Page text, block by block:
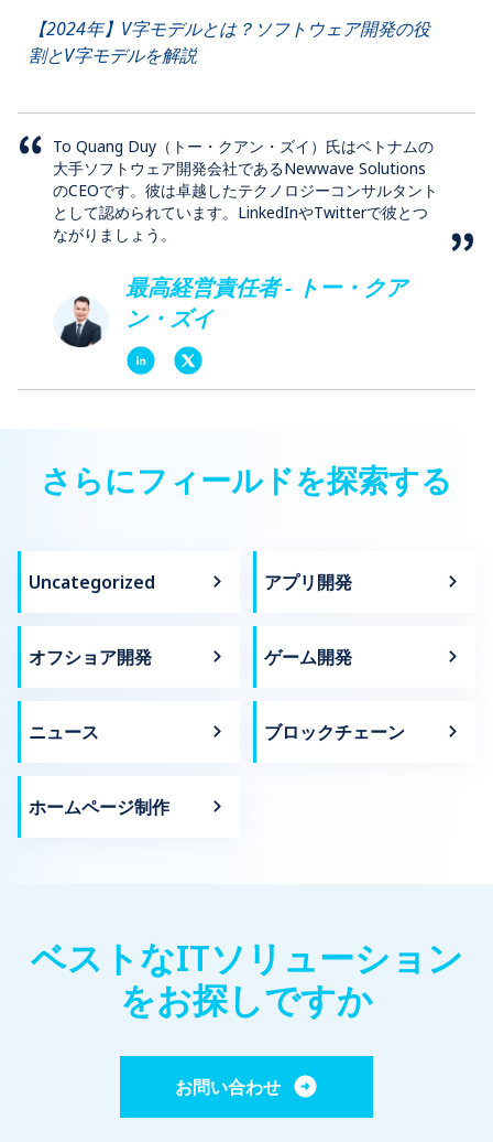
【2024年】V字モデルとは？ソフトウェア開発の役
割とV字モデルを解説
To Quang Duy（トー・クアン・ズイ）氏はベトナムの
大手ソフトウェア開発会社であるNewwave Solutions
のCEOです。彼は卓越したテクノロジーコンサルタント
として認められています。LinkedInやTwitterで彼とつ
ながりましょう。
最高経営責任者 - トー・クア
ン・ズイ
さらにフィールドを探索する
Uncategorized アプリ開発
オフショア開発 ゲーム開発
ニュース ブロックチェーン
ホームページ制作
ベストなITソリューション
をお探しですか
お問い合わせ